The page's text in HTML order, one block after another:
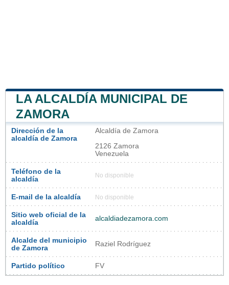
LA ALCALDÍA MUNICIPAL DE
ZAMORA
Dirección de la
alcaldía de Zamora
Alcaldía de Zamora
2126 Zamora
Venezuela
Teléfono de la
alcaldía
No disponible
E-mail de la alcaldía No disponible
Sitio web oficial de la
alcaldía
alcaldiadezamora.com
Alcalde del municipio
de Zamora
Raziel Rodríguez
Partido político FV